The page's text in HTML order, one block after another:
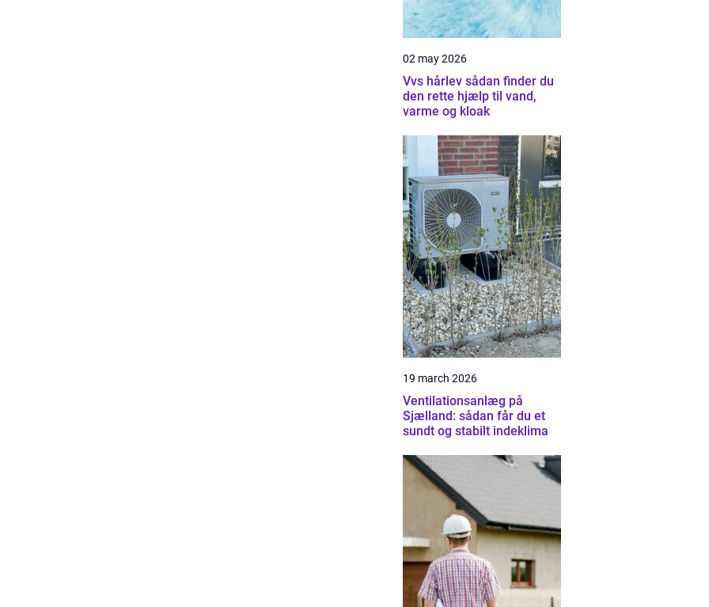
02 may 2026
Vvs hårlev sådan finder du
den rette hjælp til vand,
varme og kloak
19 march 2026
Ventilationsanlæg på
Sjælland: sådan får du et
sundt og stabilt indeklima